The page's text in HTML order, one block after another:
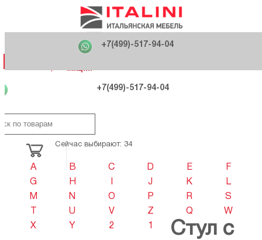
+7(499)-517-94-04
Фабрики
Распродажа
Как купить
О компании
Акция
+7(499)-517-94-04
121170 , г. Москва,
ул. Кутузовский проспект, д. 36 стр.3
+7(499)-517-94-04
Сейчас выбирают: 34
A B C D E
F
G
H J K
L
M
N O P R
S
U V Z Q
W
X
Y 2 1
Стул с